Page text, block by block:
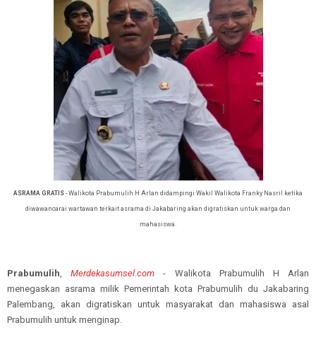
ASRAMA GRATIS - Walikota Prabumulih H Arlan didampingi Wakil Walikota Franky Nasril ketika
diwawancarai wartawan terkait asrama di Jakabaring akan digratiskan untuk warga dan
mahasiswa.
Prabumulih,Merdekasumsel.com - Walikota Prabumulih H Arlan
menegaskan asrama milik Pemerintah kota Prabumulih du Jakabaring
Palembang, akan digratiskan untuk masyarakat dan mahasiswa asal
Prabumulih untuk menginap.